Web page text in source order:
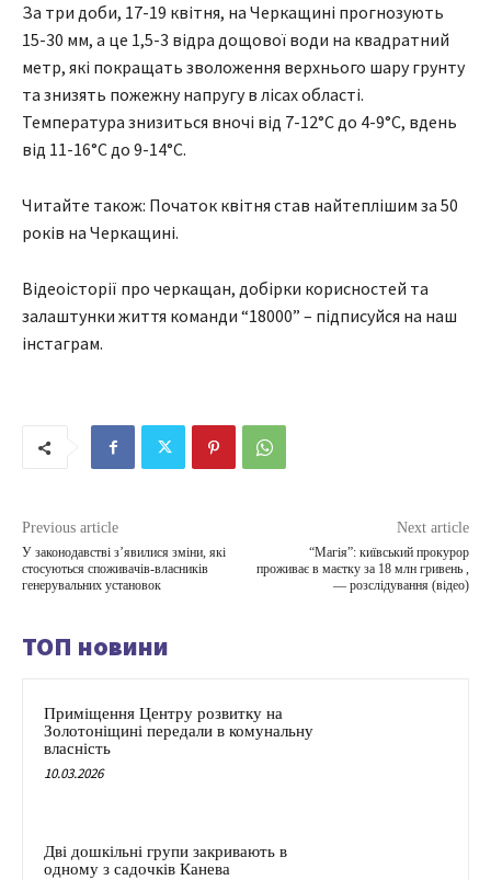
За три доби, 17-19 квітня, на Черкащині прогнозують
15-30 мм, а це 1,5-3 відра дощової води на квадратний
метр, які покращать зволоження верхнього шару грунту
та знизять пожежну напругу в лісах області.
Температура знизиться вночі від 7-12°С до 4-9°С, вдень
від 11-16°С до 9-14°С.
Читайте також: Початок квітня став найтеплішим за 50
років на Черкащині.
Відеоісторії про черкащан, добірки корисностей та
залаштунки життя команди “18000” – підписуйся на наш
інстаграм.
Previous article
У законодавстві з’явилися зміни, які
стосуються споживачів-власників
генерувальних установок
Next article
“Магія”: київський прокурор
проживає в маєтку за 18 млн гривень ,
— розслідування (відео)
ТОП новини
Приміщення Центру розвитку на
Золотоніщині передали в комунальну
власність
10.03.2026
Дві дошкільні групи закривають в
одному з садочків Канева